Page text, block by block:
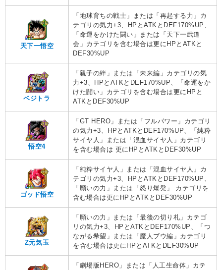
天下一悟空
「地球育ちの戦士」または「再起する力」カ
テゴリの気力+3、HPとATKとDEF170%UP、
「命運をかけた闘い」または「天下一武道
会」カテゴリを含む場合は更にHPとATKと
DEF30%UP
ベジトラ
「親子の絆」または「未来編」カテゴリの気
力+3、HPとATKとDEF170%UP、「命運をか
けた闘い」カテゴリを含む場合は更にHPと
ATKとDEF30%UP
悟空4
「GT HERO」または「フルパワー」カテゴリ
の気力+3、HPとATKとDEF170%UP、「純粋
サイヤ人」または「混血サイヤ人」カテゴリ
を含む場合は 更にHPとATKとDEF30%UP
ゴッド悟空
「純粋サイヤ人」または「混血サイヤ人」カ
テゴリの気力+3、HPとATKとDEF170%UP、
「願いの力」または「怒り爆発」 カテゴリを
含む場合は更にHPとATKとDEF30%UP
Z元気玉
「願いの力」または「最後の切り札」カテゴ
リの気力+3、HPとATKとDEF170%UP、「つ
ながる希望」または「魔人ブウ編」カテゴリ
を含む場合は更にHPとATKとDEF30%UP
「劇場版HERO」または「人工生命体」カテ